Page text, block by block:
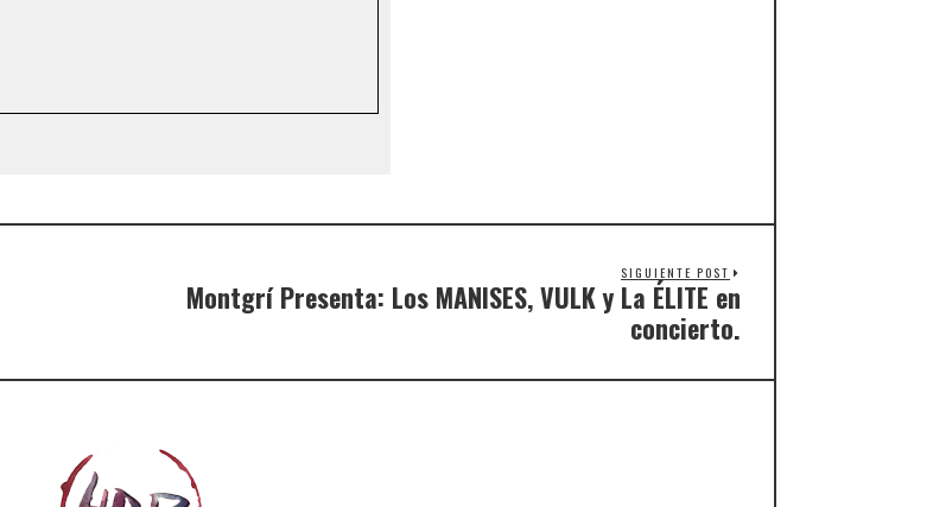
SIGUIENTE POST
Montgrí Presenta: Los MANISES, VULK y La ÉLITE en
concierto.